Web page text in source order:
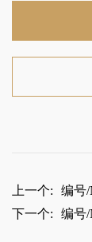
上一个:
编号/
下一个:
编号/